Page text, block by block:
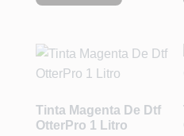
Tinta Magenta De Dtf
OtterPro 1 Litro